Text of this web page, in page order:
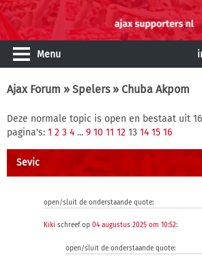
Menu
Ajax Forum » Spelers» Chuba Akpom
Deze normale topic is open en bestaat uit 16
pagina's: 1 2 3 4 ... 9 10 11 12 13 14 15 16
Sevic
open/sluit de onderstaande quote:
Kiki schreef op 04 augustus 2025 om 10:52:
open/sluit de onderstaande quote: